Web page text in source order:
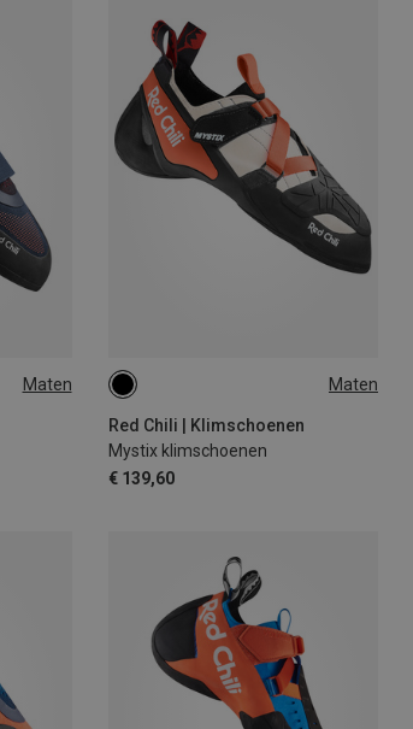
Maten Maten
Red Chili | Klimschoenen
Mystix klimschoenen
€ 139,60